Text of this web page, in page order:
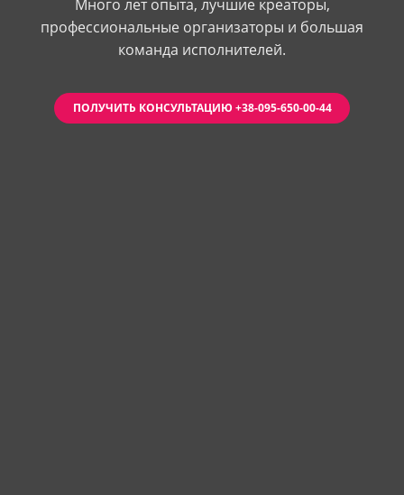
Много лет опыта, лучшие креаторы,
профессиональные организаторы и большая
команда исполнителей.
ПОЛУЧИТЬ КОНСУЛЬТАЦИЮ +38-095-650-00-44